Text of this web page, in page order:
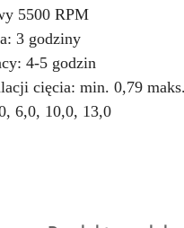
5500 RPM
3 godziny
4-5 godzin
cięcia: min. 0,79
6,0, 10,0, 13,0